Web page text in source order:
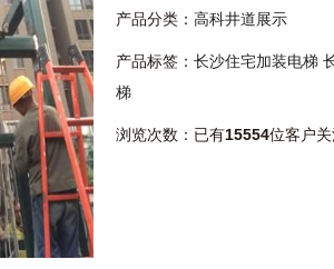
产品分类： 高科井道展示
产品标签： 长沙住宅加装电梯
梯
浏览次数： 已有15554位客户关